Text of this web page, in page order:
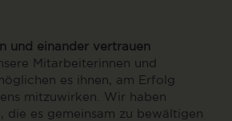
und einander vertrauen
Mitarbeiterinnen und
es ihnen, am Erfolg
mitzuwirken. Wir haben
die es gemeinsam zu bewältigen